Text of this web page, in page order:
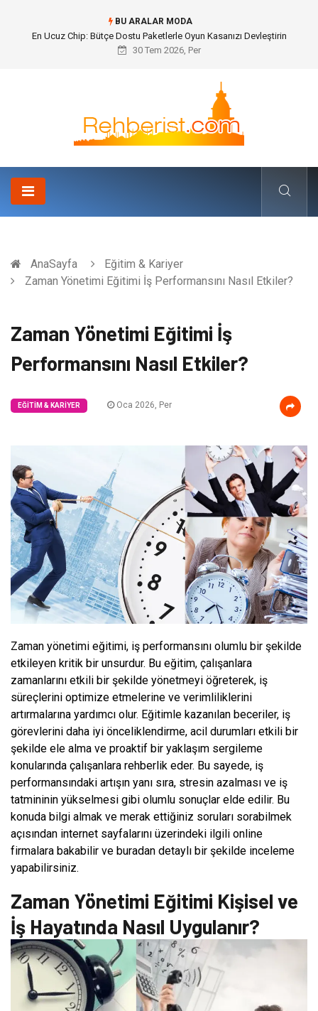
BU ARALAR MODA
Bohem Ev Dekoru Nedir?
30 Tem 2026, Per
AnaSayfa
Eğitim & Kariyer
Zaman Yönetimi Eğitimi İş Performansını Nasıl Etkiler?
Zaman Yönetimi Eğitimi İş
Performansını Nasıl Etkiler?
EĞITIM & KARIYER Oca 2026, Per
Zaman yönetimi eğitimi, iş performansını olumlu bir şekilde
etkileyen kritik bir unsurdur. Bu eğitim, çalışanlara
zamanlarını etkili bir şekilde yönetmeyi öğreterek, iş
süreçlerini optimize etmelerine ve verimliliklerini
artırmalarına yardımcı olur. Eğitimle kazanılan beceriler, iş
görevlerini daha iyi önceliklendirme, acil durumları etkili bir
şekilde ele alma ve proaktif bir yaklaşım sergileme
konularında çalışanlara rehberlik eder. Bu sayede, iş
performansındaki artışın yanı sıra, stresin azalması ve iş
tatmininin yükselmesi gibi olumlu sonuçlar elde edilir. Bu
konuda bilgi almak ve merak ettiğiniz soruları sorabilmek
açısından internet sayfalarını üzerindeki ilgili online
firmalara bakabilir ve buradan detaylı bir şekilde inceleme
yapabilirsiniz.
Zaman Yönetimi Eğitimi Kişisel ve
İş Hayatında Nasıl Uygulanır?